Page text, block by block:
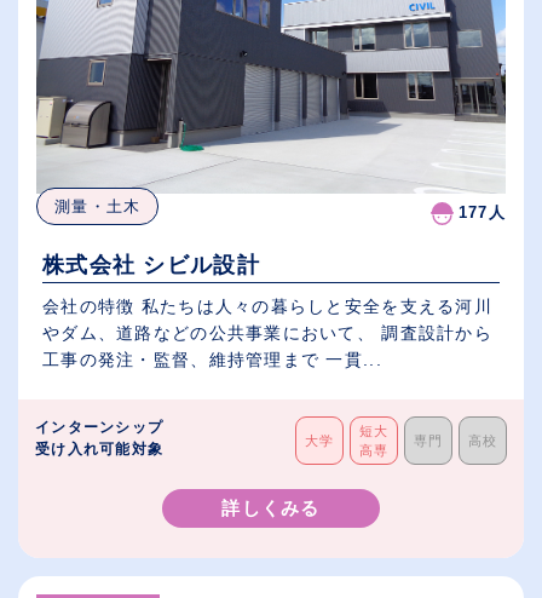
測量・土木 177人
株式会社 シビル設計
会社の特徴 私たちは人々の暮らしと安全を支える河川
やダム、道路などの公共事業において、 調査設計から
工事の発注・監督、維持管理まで 一貫...
インターンシップ
受け入れ可能対象
大学
短大
高専
専門 高校
詳しくみる